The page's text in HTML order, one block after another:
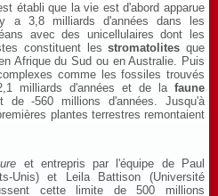
établi que la vie est d'abord apparue
a 3,8 milliards d'années dans les
avec des unicellulaires dont les
constituent lesstromatolites que
Afrique du Sud ou en Australie. Puis
comme les fossiles trouvés
milliards d'années et de la faune
-560 millions d'années. Jusqu'à
plantes terrestres remontaient
et entrepris par l'équipe de Paul
Unis) et Leila Battison (Université
cette limite de 500 millions